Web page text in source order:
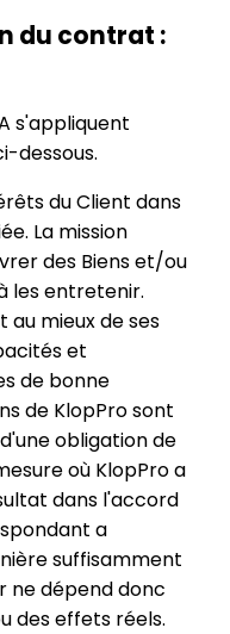
du contrat :
s'appliquent
dessous.
du Client dans
La mission
des Biens et/ou
les entretenir.
mieux de ses
et
de bonne
de KlopPro sont
obligation de
où KlopPro a
dans l'accord
a
suffisamment
ne dépend donc
des effets réels.